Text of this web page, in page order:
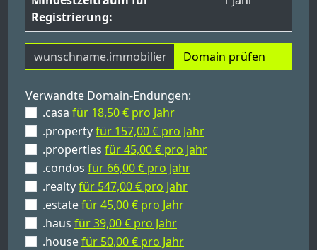
Registrierung:
Domain prüfen
Verwandte Domain-Endungen:
.casa für 18,50 € pro Jahr
.propertyfür 157,00 € pro Jahr
.properties für 45,00 € pro Jahr
.condos für 66,00 € pro Jahr
.realtyfür 547,00 € pro Jahr
.estatefür 45,00 € pro Jahr
.haus für 39,00 € pro Jahr
.housefür 50,00 € pro Jahr